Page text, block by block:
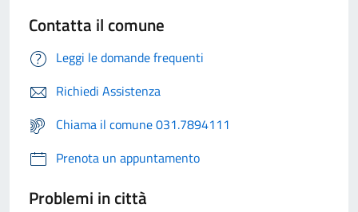
Contatta il comune
Leggi le domande frequenti
Richiedi Assistenza
Chiama il comune 031.7894111
Prenota un appuntamento
Problemi in città